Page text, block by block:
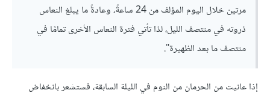
مرتين خلال اليوم المؤلف من 24 ساعةً، وعادةً ما يبلغ النعاس
ذروته في منتصف الليل، لذا تأتي فترة النعاس الأخرى تمامًا في
منتصف ما بعد الظهيرة".
إذا عانيت من الحرمان من النوم في الليلة السابقة، فستشعر بانخفاض